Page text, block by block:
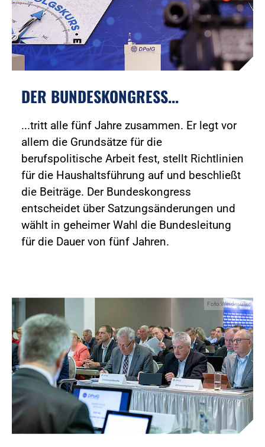
DER BUNDESKONGRESS...
...tritt alle fünf Jahre zusammen. Er legt vor
allem die Grundsätze für die
berufspolitische Arbeit fest, stellt Richtlinien
für die Haushaltsführung auf und beschließt
die Beiträge. Der Bundeskongress
entscheidet über Satzungsänderungen und
wählt in geheimer Wahl die Bundesleitung
für die Dauer von fünf Jahren.
Foto:Windmüller